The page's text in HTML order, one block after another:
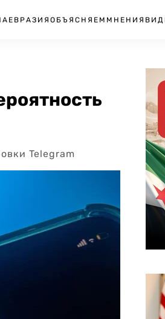
ЕВРАЗИЯ ОБЪЯСНЯЕМ МНЕНИЯ
Telegram